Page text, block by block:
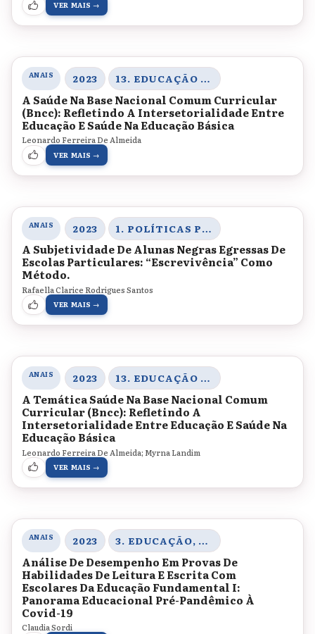
VER MAIS →
ANAIS 2023 13. EDUCAÇÃO E SAÚDE
A Saúde Na Base Nacional Comum Curricular
(Bncc): Refletindo A Intersetorialidade Entre
Educação E Saúde Na Educação Básica
Leonardo Ferreira De Almeida
VER MAIS →
ANAIS 2023 1. POLÍTICAS PÚBLICAS PARA A EDUCAÇÃO BÁSICA, DIVERSIDADE ÉTNICO-RACIAL E LEGISLAÇÃO EDUCACIONAL
A Subjetividade De Alunas Negras Egressas De
Escolas Particulares: “Escrevivência” Como
Método.
Rafaella Clarice Rodrigues Santos
VER MAIS →
ANAIS 2023 13. EDUCAÇÃO E SAÚDE
A Temática Saúde Na Base Nacional Comum
Curricular (Bncc): Refletindo A
Intersetorialidade Entre Educação E Saúde Na
Educação Básica
Leonardo Ferreira De Almeida; Myrna Landim
VER MAIS →
ANAIS 2023 3. EDUCAÇÃO, SOCIEDADE E PRÁTICAS EDUCATIVAS
Análise De Desempenho Em Provas De
Habilidades De Leitura E Escrita Com
Escolares Da Educação Fundamental I:
Panorama Educacional Pré-Pandêmico À
Covid-19
Claudia Sordi